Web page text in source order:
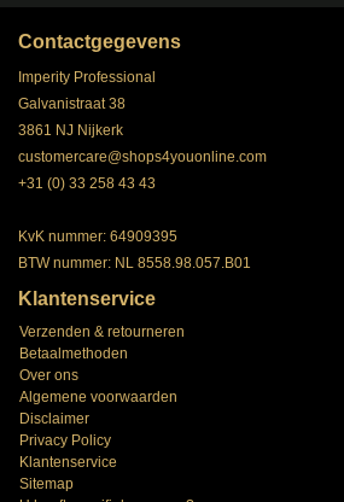
Contactgegevens
Imperity Professional
Galvanistraat 38
3861 NJ Nijkerk
customercare@shops4youonline.com
+31 (0) 33 258 43 43
KvK nummer: 64909395
BTW nummer: NL 8558.98.057.B01
Klantenservice
Verzenden & retourneren
Betaalmethoden
Over ons
Algemene voorwaarden
Disclaimer
Privacy Policy
Klantenservice
Sitemap